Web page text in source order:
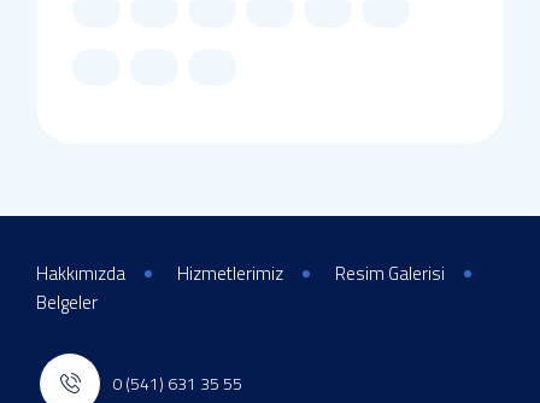
Hakkımızda Hizmetlerimiz
Resim Galerisi
Belgeler
0 (541) 631 35 55